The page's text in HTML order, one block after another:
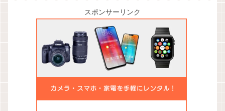
スポンサーリンク